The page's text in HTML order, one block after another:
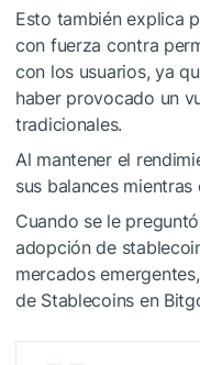
Esto también explica
con fuerza contra
con los usuarios, ya
haber provocado un
tradicionales.
Al mantener el
sus balances
Cuando se le
adopción de
mercados
de Stablecoins en